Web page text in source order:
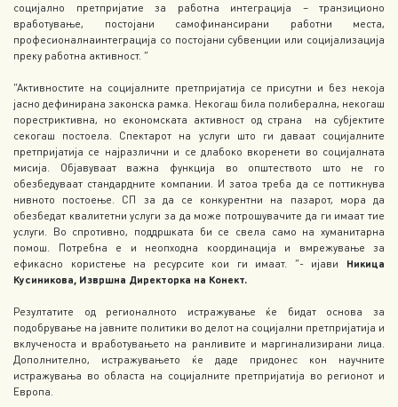
социјално претпријатие за работна интеграција – транзиционо
вработување, постојани самофинансирани работни места,
професионалнаинтеграција со постојани субвенции или социјализација
преку работна активност. “
“Активностите на социјалните претпријатија се присутни и без некоја
јасно дефинирана законска рамка. Некогаш била полиберална, некогаш
порестриктивна, но економската активност од страна на субјектите
секогаш постоела. Спектарот на услуги што ги даваат социјалните
претпријатија се најразлични и се длабоко вкоренети во социјалната
мисија. Објавуваат важна функција во општеството што не го
обезбедуваат стандардните компании. И затоа треба да се поттикнува
нивното постоење. СП за да се конкурентни на пазарот, мора да
обезбедат квалитетни услуги за да може потрошувачите да ги имаат тие
услуги. Во спротивно, поддршката би се свела само на хуманитарна
помош. Потребна е и неопходна координација и вмрежување за
ефикасно користење на ресурсите кои ги имаат. “- ијави Никица
Кусиникова, Извршна Директорка на Конект.
Резултатите од регионалното истражување ќе бидат основа за
подобрување на јавните политики во делот на социјални претпријатија и
вклученоста и вработувањето на ранливите и маргинализирани лица.
Дополнително, истражувањето ќе даде придонес кон научните
истражувања во областа на социјалните претпријатија во регионот и
Европа.